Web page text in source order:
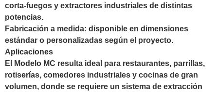
corta-fuegos y extractores industriales de distintas
potencias.
Fabricación a medida: disponible en dimensiones
estándar o personalizadas según el proyecto.
Aplicaciones
El Modelo MC resulta ideal para restaurantes, parrillas,
rotiserías, comedores industriales y cocinas de gran
volumen, donde se requiere un sistema de extracción